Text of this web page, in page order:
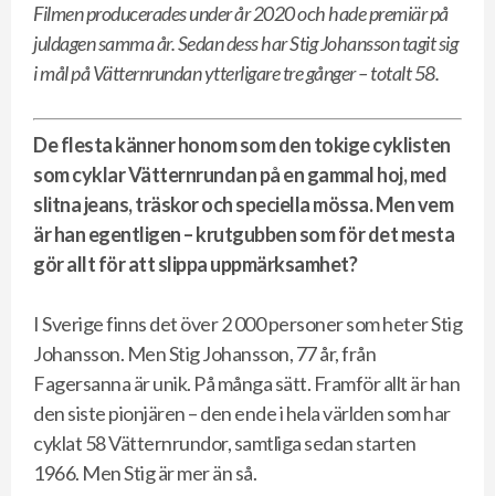
Filmen producerades under år 2020 och hade premiär på
juldagen samma år. Sedan dess har Stig Johansson tagit sig
i mål på Vätternrundan ytterligare tre gånger – totalt 58.
De flesta känner honom som den tokige cyklisten
som cyklar Vätternrundan på en gammal hoj, med
slitna jeans, träskor och speciella mössa. Men vem
är han egentligen – krutgubben som för det mesta
gör allt för att slippa uppmärksamhet?
I Sverige finns det över 2 000 personer som heter Stig
Johansson. Men Stig Johansson, 77 år, från
Fagersanna är unik. På många sätt. Framför allt är han
den siste pionjären – den ende i hela världen som har
cyklat 58 Vätternrundor, samtliga sedan starten
1966. Men Stig är mer än så.